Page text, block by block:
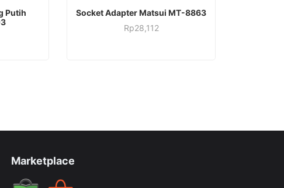
Putih
ADD TO CART
Socket Adapter Matsui MT-8863
Rp28,112
Marketplace